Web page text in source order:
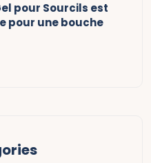
pour Sourcils est
pour une bouche